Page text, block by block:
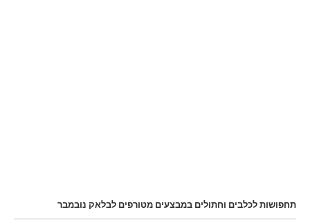
תחפושות לכלבים וחתולים במבצעים מטורפים לבלאק נובמבר